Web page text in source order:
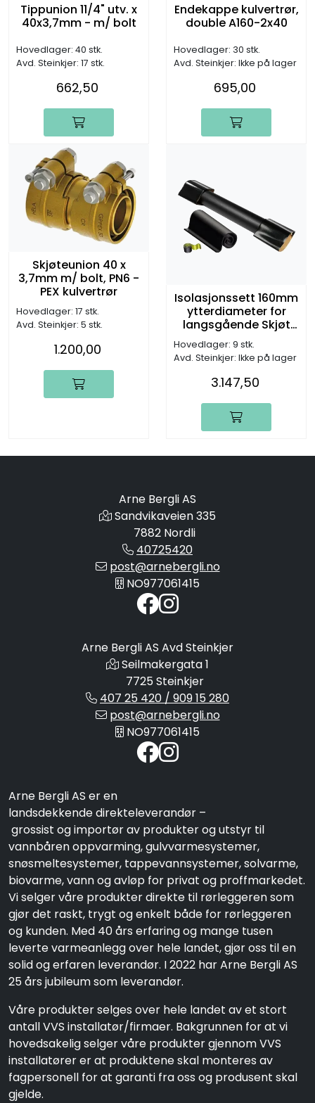
Tippunion 11/4" utv. x
40x3,7mm - m/ bolt
Hovedlager: 40 stk.
Avd. Steinkjer: 17 stk.
662,50
Endekappe kulvertrør,
double A160-2x40
Hovedlager: 30 stk.
Avd. Steinkjer: Ikke på lager
695,00
Skjøteunion 40 x
3,7mm m/ bolt, PN6 -
PEX kulvertrør
Hovedlager: 17 stk.
Avd. Steinkjer: 5 stk.
1.200,00
Isolasjonssett 160mm
ytterdiameter for
langsgående Skjøt
(skyverør) A160
Hovedlager: 9 stk.
Avd. Steinkjer: Ikke på lager
3.147,50
Arne Bergli AS
Sandvikaveien 335
7882 Nordli
40725420
post@arnebergli.no
NO977061415
Arne Bergli AS Avd Steinkjer
Seilmakergata 1
7725 Steinkjer
407 25 420 / 909 15 280
post@arnebergli.no
NO977061415
Arne Bergli AS er en
landsdekkende direkteleverandør –
grossist og importør av produkter og utstyr til
vannbåren oppvarming, gulvvarmesystemer,
snøsmeltesystemer, tappevannsystemer, solvarme,
biovarme, vann og avløp for privat og proffmarkedet.
Vi selger våre produkter direkte til rørleggeren som
gjør det raskt, trygt og enkelt både for rørleggeren
og kunden. Med 40 års erfaring og mange tusen
leverte varmeanlegg over hele landet, gjør oss til en
solid og erfaren leverandør. I 2022 har Arne Bergli AS
25 års jubileum som leverandør.
Våre produkter selges over hele landet av et stort
antall VVS installatør/firmaer. Bakgrunnen for at vi
hovedsakelig selger våre produkter gjennom VVS
installatører er at produktene skal monteres av
fagpersonell for at garanti fra oss og produsent skal
gjelde.